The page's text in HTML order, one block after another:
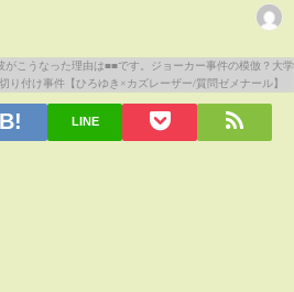
LINE